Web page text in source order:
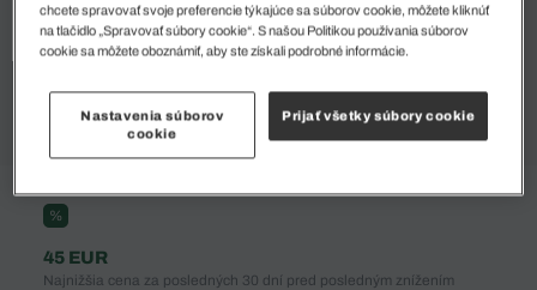
%
45 EUR
Najnižšia cena za posledných 30 dní pred posledným znížením
chcete spravovať svoje preferencie týkajúce sa súborov cookie, môžete kliknúť
na tlačidlo „Spravovať súbory cookie“. S našou Politikou používania súborov
cookie sa môžete oboznámiť, aby ste získali podrobné informácie.
Nastavenia súborov
cookie
Prijať všetky súbory cookie